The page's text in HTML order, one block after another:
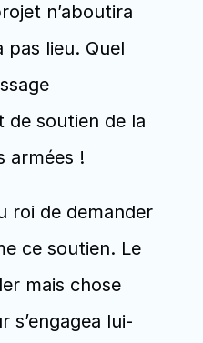
n’aboutira
pas lieu. Quel
de soutien de la
armées !
roi de demander
ce soutien. Le
mais chose
s’engagea lui-